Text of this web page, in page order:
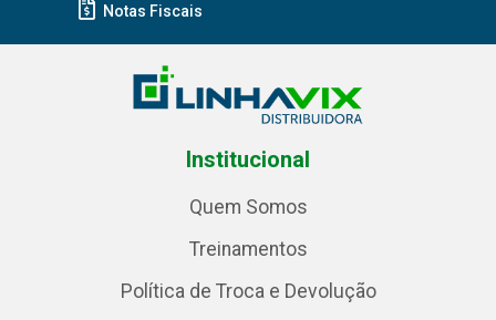
Notas Fiscais
Institucional
Quem Somos
Treinamentos
Política de Troca e Devolução